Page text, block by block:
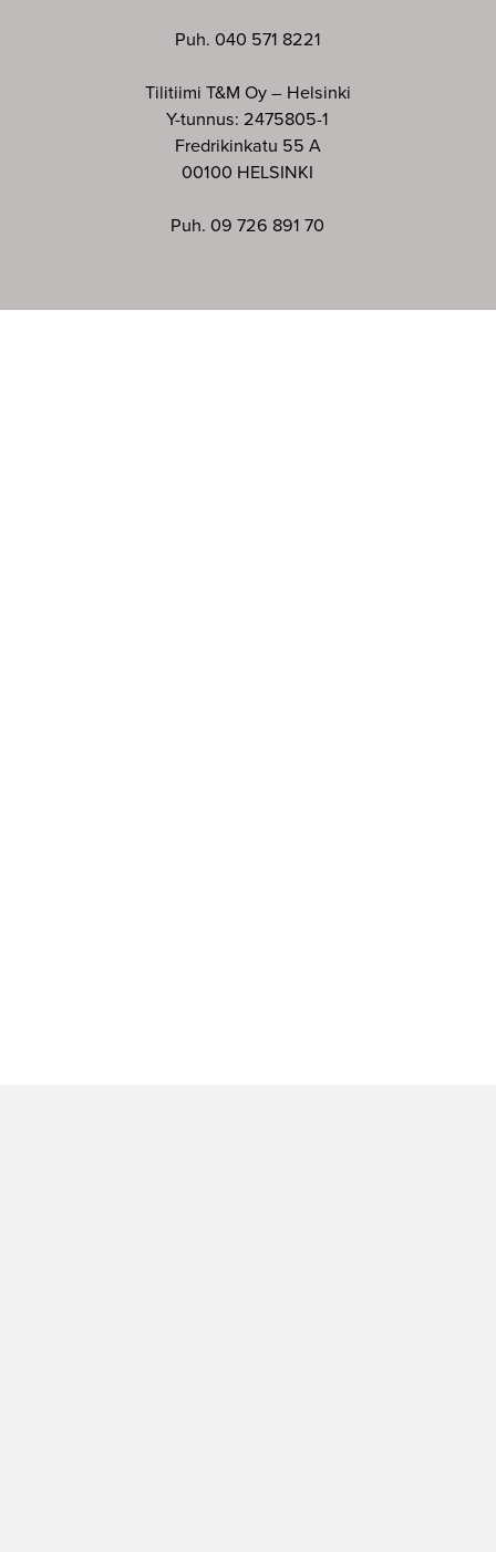
Puh. 040 571 8221
Tilitiimi T&M Oy – Helsinki
Y-tunnus: 2475805-1
Fredrikinkatu 55 A
00100 HELSINKI
Puh. 09 726 891 70